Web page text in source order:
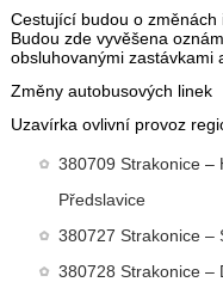
Cestující budou o změnách
Budou zde vyvěšena
obsluhovanými zastávkami
Změny autobusových linek
Uzavírka ovlivní provoz
380709 Strakonice –
Předslavice
380727 Strakonice –
380728 Strakonice –